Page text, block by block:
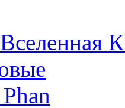
Вселенная